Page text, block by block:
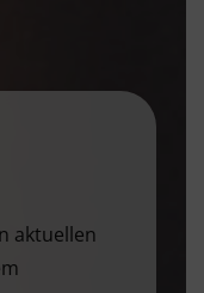
aktuellen